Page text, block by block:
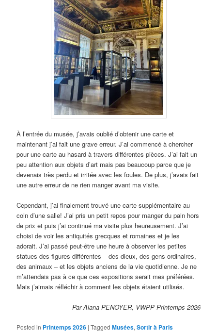
À l’entrée du musée, j’avais oublié d’obtenir une carte et
maintenant j’ai fait une grave erreur. J’ai commencé à chercher
pour une carte au hasard à travers différentes pièces. J’ai fait un
peu attention aux objets d’art mais pas beaucoup parce que je
devenais très perdu et irritée avec les foules. De plus, j’avais fait
une autre erreur de ne rien manger avant ma visite.
Cependant, j’ai finalement trouvé une carte supplémentaire au
coin d’une salle! J’ai pris un petit repos pour manger du pain hors
de prix et puis j’ai continué ma visite plus heureusement. J’ai
choisi de voir les antiquités grecques et romaines et je les
adorait. J’ai passé peut-être une heure à observer les petites
statues des figures différentes – des dieux, des gens ordinaires,
des animaux – et les objets anciens de la vie quotidienne. Je ne
m’attendais pas à ce que ces expositions serait mes préférées.
Mais j’aimais réfléchir à comment les objets étaient utilisés.
Par Alana PENOYER, VWPP Printemps 2026
Posted in Printemps 2026 |Tagged Musées,Sortir à Paris